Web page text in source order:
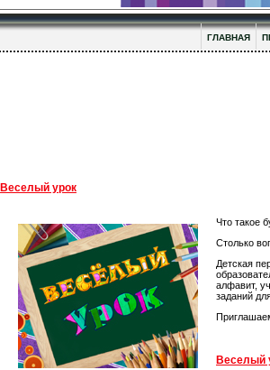
ГЛАВНАЯ
Веселый урок
Что такое
Столько
Детская
алфавит,
заданий
Веселый